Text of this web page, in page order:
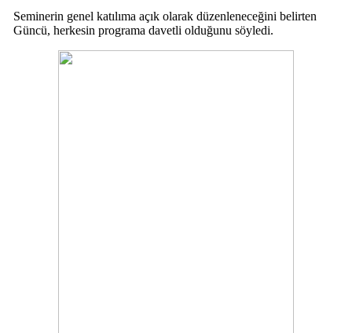
Seminerin genel katılıma açık olarak düzenleneceğini belirten
Güncü, herkesin programa davetli olduğunu söyledi.